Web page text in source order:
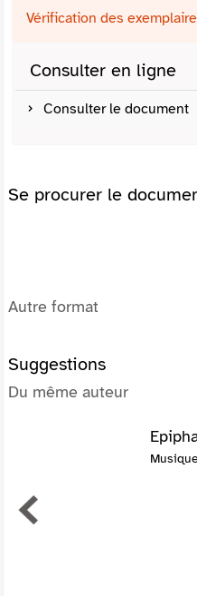
Vérification des
Consulter en ligne
Consulter le document
Se procurer le
Autre format
Suggestions
Du même auteur